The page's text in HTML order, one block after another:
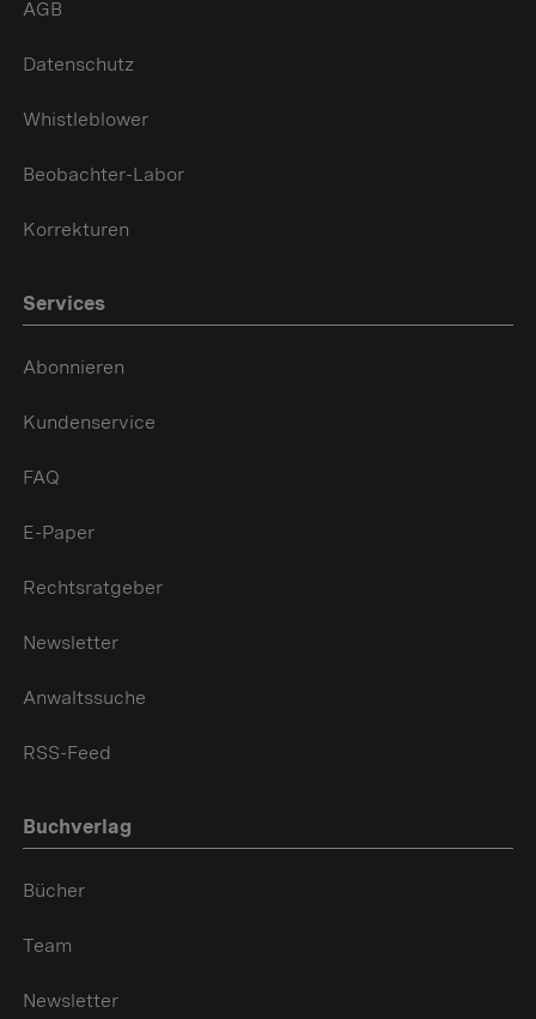
AGB
Datenschutz
Whistleblower
Beobachter-Labor
Korrekturen
Services
Abonnieren
Kundenservice
FAQ
E-Paper
Rechtsratgeber
Newsletter
Anwaltssuche
RSS-Feed
Buchverlag
Bücher
Team
Newsletter